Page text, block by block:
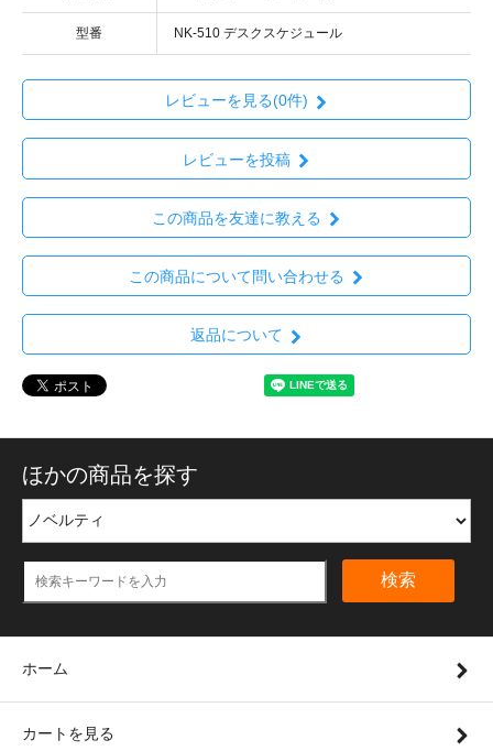
型番 NK-510 デスクスケジュール
レビューを見る(0件)
レビューを投稿
この商品を友達に教える
この商品について問い合わせる
返品について
ほかの商品を探す
検索
ホーム
カートを見る